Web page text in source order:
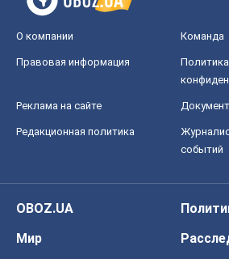
О компании Команда
Правовая информация
Политика
Реклама на сайте
Редакционная политика
событий
OBOZ.UA
Мир